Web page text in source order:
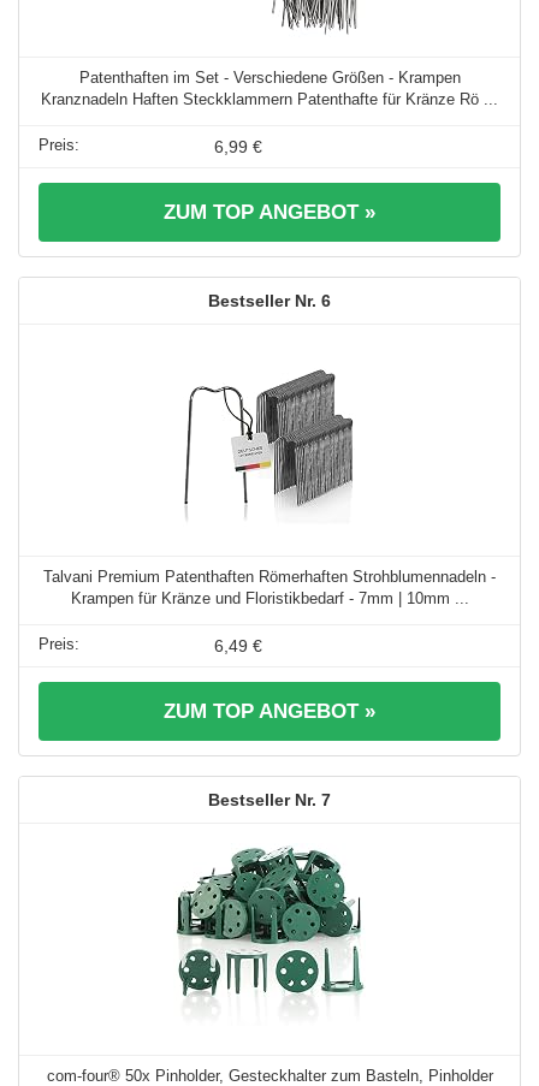
Patenthaften im Set - Verschiedene Größen - Krampen
Kranznadeln Haften Steckklammern Patenthafte für Kränze Rö ...
6,99 €
ZUM TOP ANGEBOT »
6
Talvani Premium Patenthaften Römerhaften Strohblumennadeln -
Krampen für Kränze und Floristikbedarf - 7mm | 10mm ...
6,49 €
ZUM TOP ANGEBOT »
7
com-four® 50x Pinholder, Gesteckhalter zum Basteln, Pinholder